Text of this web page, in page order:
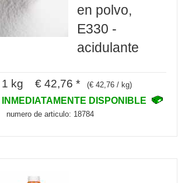
en polvo,
E330 -
acidulante
1 kg € 42,76 * (€ 42,76 / kg)
INMEDIATAMENTE DISPONIBLE
numero de articulo: 18784